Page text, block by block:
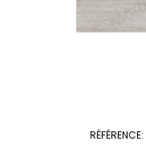
RÉFÉRENCE: